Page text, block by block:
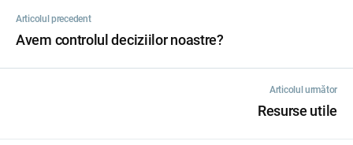
Articolul precedent
Avem controlul deciziilor noastre?
Articolul următor
Resurse utile